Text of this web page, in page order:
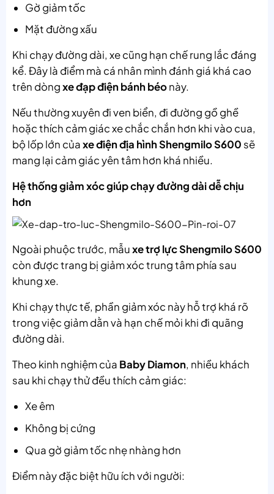
Gờ giảm tốc
Mặt đường xấu
Khi chạy đường dài, xe cũng hạn chế rung lắc đáng
kể. Đây là điểm mà cá nhân mình đánh giá khá cao
trên dòngxe đạp điện bánh béonày.
Nếu thường xuyên đi ven biển, đi đường gồ ghề
hoặc thích cảm giác xe chắc chắn hơn khi vào cua,
bộ lốp lớn củaxe điện địa hình Shengmilo S600 sẽ
mang lại cảm giác yên tâm hơn khá nhiều.
Hệ thống giảm xóc giúp chạy đường dài dễ chịu
hơn
Ngoài phuộc trước, mẫuxe trợ lực Shengmilo S600
còn được trang bị giảm xóc trung tâm phía sau
khung xe.
Khi chạy thực tế, phần giảm xóc này hỗ trợ khá rõ
trong việc giảm dằn và hạn chế mỏi khi đi quãng
đường dài.
Theo kinh nghiệm của Baby Diamon, nhiều khách
sau khi chạy thử đều thích cảm giác:
Xe êm
Không bị cứng
Qua gờ giảm tốc nhẹ nhàng hơn
Điểm này đặc biệt hữu ích với người: